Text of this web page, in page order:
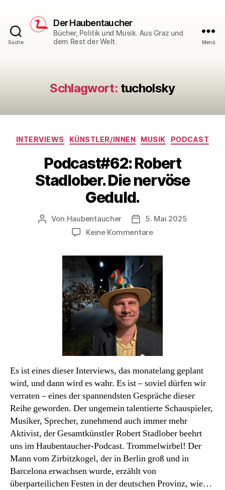
Suche
Der Haubentaucher
Bücher, Politik und Musik. Aus Graz und
dem Rest der Welt.
Menü
Schlagwort: tucholsky
Kategorien
INTERVIEWS KÜNSTLER/INNEN MUSIK PODCAST
Podcast#62: Robert
Stadlober. Die nervöse
Geduld.
Beitragsautor
Von Haubentaucher Veröffentlichungsdatum
5. Mai 2025
Keine Kommentarezu
Robert
Stadlober.
Die
nervöse
Geduld.
Es ist eines dieser Interviews, das monatelang geplant
wird, und dann wird es wahr. Es ist – soviel dürfen wir
verraten – eines der spannendsten Gespräche dieser
Reihe geworden. Der ungemein talentierte Schauspieler,
Musiker, Sprecher, zunehmend auch immer mehr
Aktivist, der Gesamtkünstler Robert Stadlober beehrt
uns im Haubentaucher-Podcast. Trommelwirbel! Der
Mann vom Zirbitzkogel, der in Berlin groß und in
Barcelona erwachsen wurde, erzählt von
überparteilichen Festen in der deutschen Provinz, wie…